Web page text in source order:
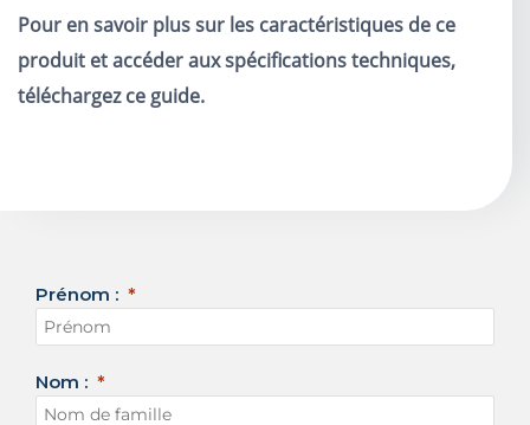
Pour en savoir plus sur les caractéristiques de ce
produit et accéder aux spécifications techniques,
téléchargez ce guide.
Prénom :
Nom :